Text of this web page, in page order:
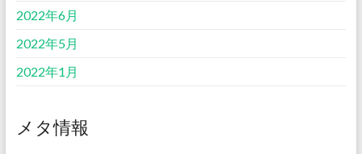
2022年6月
2022年5月
2022年1月
メタ情報